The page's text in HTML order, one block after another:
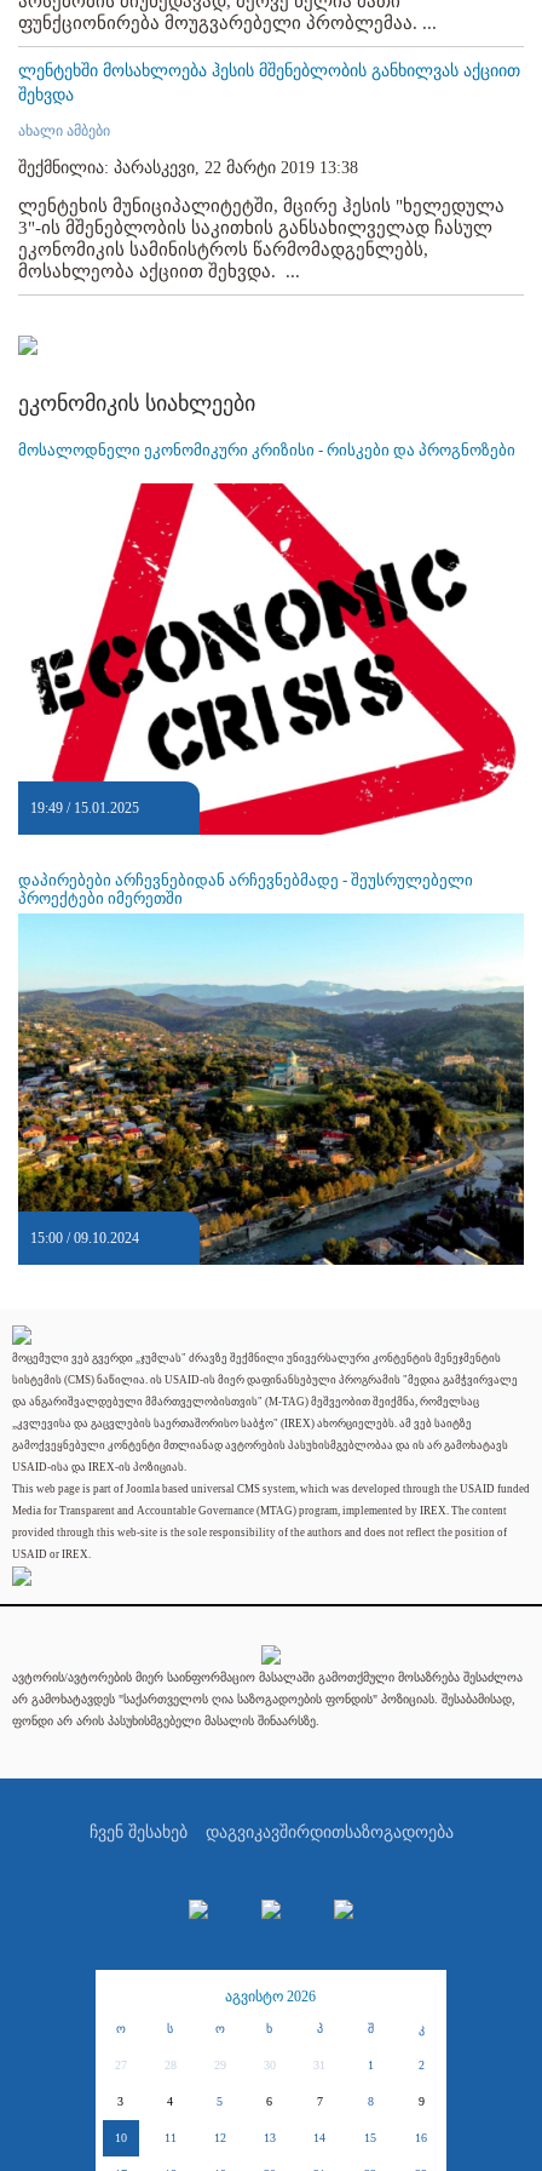
ფუნქციონირება მოუგვარებელი პრობლემაა. ...
ლენტეხში მოსახლოება ჰესის მშენებლობის განხილვას აქციით
შეხვდა
ახალი ამბები
შექმნილია: პარასკევი, 22 მარტი 2019 13:38
ლენტეხის მუნიციპალიტეტში, მცირე ჰესის "ხელედულა
3"-ის მშენებლობის საკითხის განსახილველად ჩასულ
ეკონომიკის სამინისტროს წარმომადგენლებს,
მოსახლეობა აქციით შეხვდა. ...
ეკონომიკის სიახლეები
მოსალოდნელი ეკონომიკური კრიზისი - რისკები და პროგნოზები
19:49 / 15.01.2025
დაპირებები არჩევნებიდან არჩევნებმადე - შეუსრულებელი
პროექტები იმერეთში
15:00 / 09.10.2024
მოცემული ვებ გვერდი „ჯუმლას" ძრავზე შექმნილი უნივერსალური კონტენტის მენეჯმენტის
სისტემის (CMS) ნაწილია. ის USAID-ის მიერ დაფინანსებული პროგრამის "მედია გამჭვირვალე
და ანგარიშვალდებული მმართველობისთვის" (M-TAG) მეშვეობით შეიქმნა, რომელსაც
„კვლევისა და გაცვლების საერთაშორისო საბჭო" (IREX) ახორციელებს. ამ ვებ საიტზე
გამოქვეყნებული კონტენტი მთლიანად ავტორების პასუხისმგებლობაა და ის არ გამოხატავს
USAID-ისა და IREX-ის პოზიციას.
This web page is part of Joomla based universal CMS system, which was developed through the USAID funded
Media for Transparent and Accountable Governance (MTAG) program, implemented by IREX. The content
provided through this web-site is the sole responsibility of the authors and does not reflect the position of
USAID or IREX.
ავტორის/ავტორების მიერ საინფორმაციო მასალაში გამოთქმული მოსაზრება შესაძლოა
არ გამოხატავდეს "საქართველოს ღია საზოგადოების ფონდის" პოზიციას. შესაბამისად,
ფონდი არ არის პასუხისმგებელი მასალის შინაარსზე.
ჩვენ შესახებ დაგვიკავშირდითსაზოგადოება
აგვისტო 2026
ო ს ო ხ პ შ კ
27 28 29 30 31 1 2
3 4 5 6 7 8 9
10 11 12 13 14 15 16